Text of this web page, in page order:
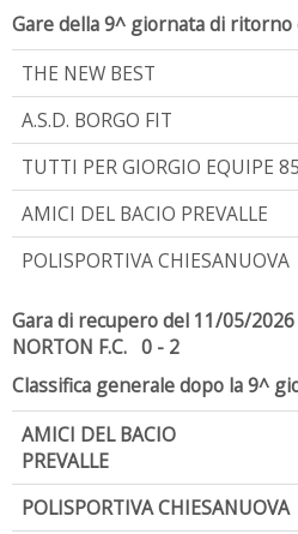
Gare della 9^ giornata di
THE NEW BEST
A.S.D. BORGO FIT
TUTTI PER GIORGIO EQUIPE 85
AMICI DEL BACIO PREVALLE
POLISPORTIVA CHIESANUOVA
Gara di recupero del 11/05/2026
NORTON F.C. 0 - 2
Classifica generale dopo la 9^
AMICI DEL BACIO
PREVALLE
POLISPORTIVA CHIESANUOVA